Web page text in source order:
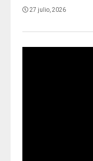
27 julio, 2026